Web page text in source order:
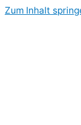
Zum Inhalt